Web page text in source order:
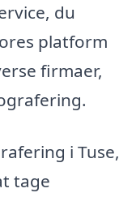
du
platform
firmaer,
i Tuse,
tage